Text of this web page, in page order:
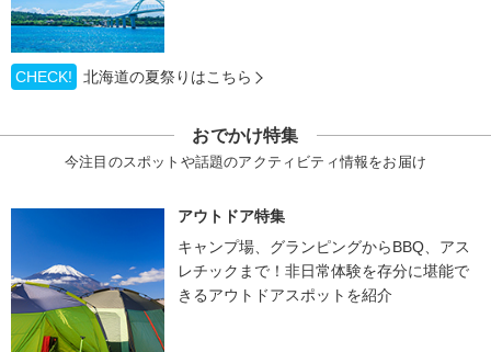
CHECK! 北海道の夏祭りはこちら
おでかけ特集
今注目のスポットや話題のアクティビティ情報をお届け
アウトドア特集
キャンプ場、グランピングからBBQ、アス
レチックまで！非日常体験を存分に堪能で
きるアウトドアスポットを紹介